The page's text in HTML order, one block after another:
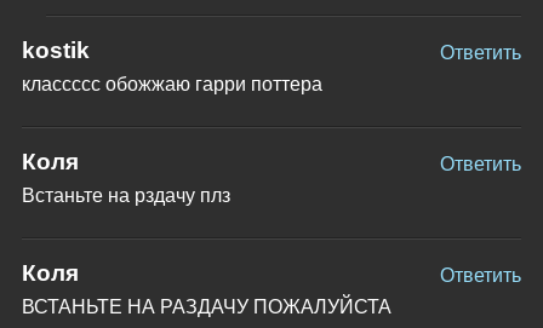
kostik
классссс обожжаю гарри поттера
Ответить
Коля
Встаньте на рздачу плз
Ответить
Коля
ВСТАНЬТЕ НА РАЗДАЧУ ПОЖАЛУЙСТА
Ответить